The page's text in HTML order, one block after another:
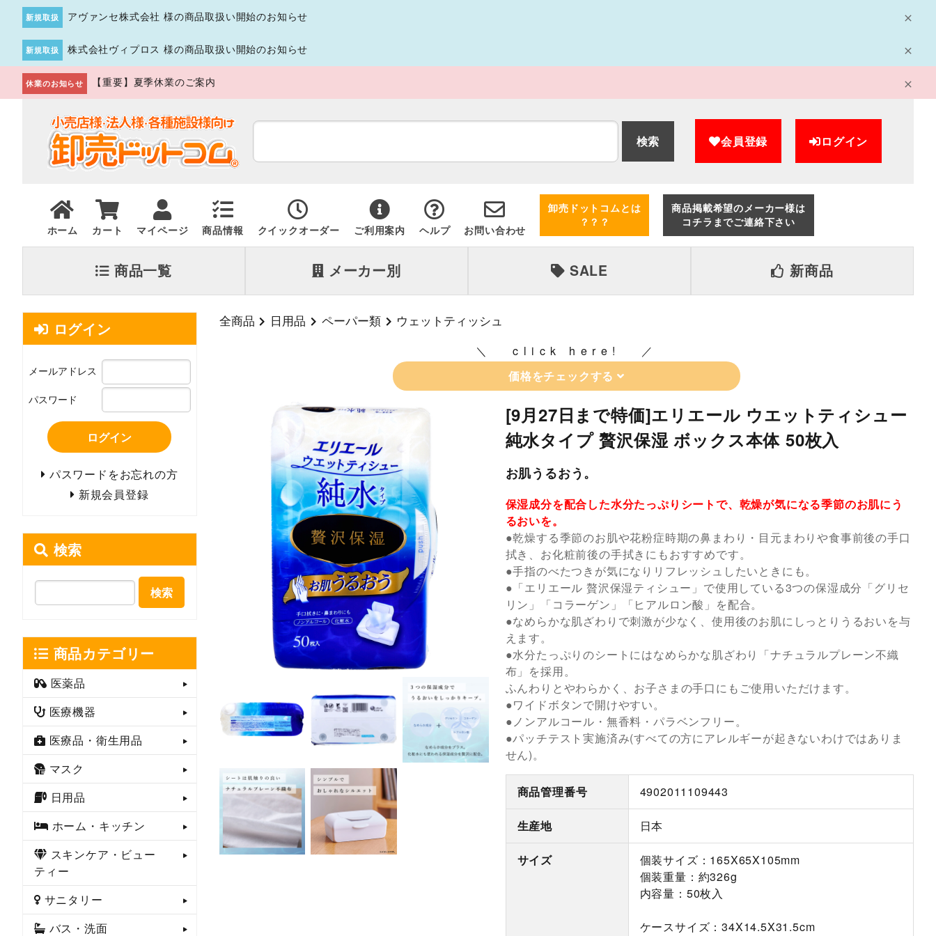
新規取扱 アヴァンセ株式会社 様の商品取扱い開始のお知らせ
新規取扱 株式会社ヴィプロス 様の商品取扱い開始のお知らせ
休業のお知らせ 【重要】夏季休業のご案内
検索 会員登録 ログイン
ホーム カート マイページ 商品情報 クイックオーダー ご利用案内 ヘルプ お問い合わせ
卸売ドットコムとは
？？？
商品掲載希望のメーカー様は
コチラまでご連絡下さい
商品一覧 メーカー別 SALE 新商品
全商品 日用品 ペーパー類 ウェットティッシュ
click here!
価格をチェックする
[9月27日まで特価]エリエール ウエットティシュー
純水タイプ 贅沢保湿 ボックス本体 50枚入
お肌うるおう。
保湿成分を配合した水分たっぷりシートで、乾燥が気になる季節のお肌にう
るおいを。
●乾燥する季節のお肌や花粉症時期の鼻まわり・目元まわりや食事前後の手口
拭き、お化粧前後の手拭きにもおすすめです。
●手指のべたつきが気になりリフレッシュしたいときにも。
●「エリエール 贅沢保湿ティシュー」で使用している3つの保湿成分「グリセ
リン」「コラーゲン」「ヒアルロン酸」を配合。
●なめらかな肌ざわりで刺激が少なく、使用後のお肌にしっとりうるおいを与
えます。
●水分たっぷりのシートにはなめらかな肌ざわり「ナチュラルプレーン不織
布」を採用。
ふんわりとやわらかく、お子さまの手口にもご使用いただけます。
●ワイドボタンで開けやすい。
●ノンアルコール・無香料・パラベンフリー。
●パッチテスト実施済み(すべての方にアレルギーが起きないわけではありま
せん)。
商品管理番号 4902011109443
生産地 日本
サイズ
個装サイズ：165X65X105mm
個装重量：約326g
内容量：50枚入
ケースサイズ：34X14.5X31.5cm
ログイン
メールアドレス
パスワード
ログイン
パスワードをお忘れの方
新規会員登録
検索
検索
商品カテゴリー
医薬品
医療機器
医療品・衛生用品
マスク
日用品
ホーム・キッチン
スキンケア・ビュー
ティー
サニタリー
バス・洗面